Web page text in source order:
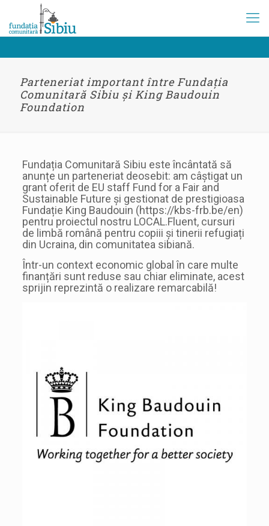
Parteneriat important între Fundația
Comunitară Sibiu și King Baudouin
Foundation
Fundația Comunitară Sibiu este încântată să
anunțe un parteneriat deosebit: am câștigat un
grant oferit de EU staff Fund for a Fair and
Sustainable Future și gestionat de prestigioasa
Fundație King Baudouin (https://kbs-frb.be/en)
pentru proiectul nostru LOCAL.Fluent, cursuri
de limbă română pentru copiii și tinerii refugiați
din Ucraina, din comunitatea sibiană.
Într-un context economic global în care multe
finanțări sunt reduse sau chiar eliminate, acest
sprijin reprezintă o realizare remarcabilă!